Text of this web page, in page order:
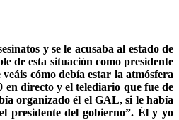
y se le acusaba al estado de
de esta situación como presidente
cómo debía estar la atmósfera
directo y el telediario que fue de
organizado él el GAL, si le había
presidente del gobierno”. Él y yo